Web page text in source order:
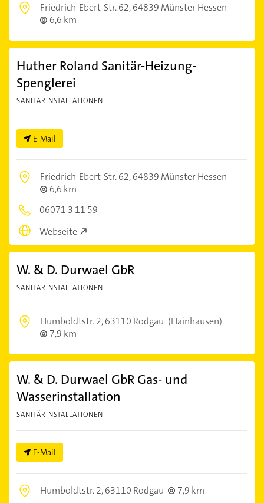
Friedrich-Ebert-Str. 62,64839 Münster Hessen
6,6 km
Huther Roland Sanitär-Heizung-
Spenglerei
SANITÄRINSTALLATIONEN
E-Mail
Friedrich-Ebert-Str. 62,64839 Münster Hessen
6,6 km
06071 3 11 59
Webseite
W. & D. Durwael GbR
SANITÄRINSTALLATIONEN
Humboldtstr. 2,63110 Rodgau (Hainhausen)
7,9 km
W. & D. Durwael GbR Gas- und
Wasserinstallation
SANITÄRINSTALLATIONEN
E-Mail
Humboldtstr. 2,63110 Rodgau
7,9 km